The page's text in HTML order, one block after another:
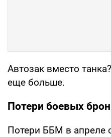
Автозак вместо
еще больше.
Потери боевых
Потери ББМ в апреле